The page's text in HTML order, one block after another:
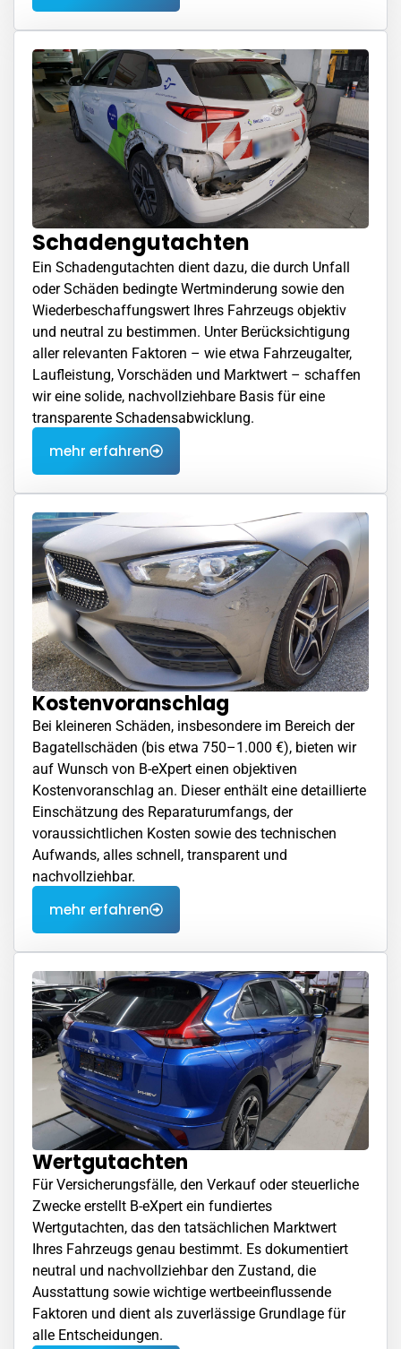
Schadengutachten
Ein Schadengutachten dient dazu, die durch Unfall
oder Schäden bedingte Wertminderung sowie den
Wiederbeschaffungswert Ihres Fahrzeugs objektiv
und neutral zu bestimmen. Unter Berücksichtigung
aller relevanten Faktoren – wie etwa Fahrzeugalter,
Laufleistung, Vorschäden und Marktwert – schaffen
wir eine solide, nachvollziehbare Basis für eine
transparente Schadensabwicklung.
mehr erfahren
Kostenvoranschlag
Bei kleineren Schäden, insbesondere im Bereich der
Bagatellschäden (bis etwa 750–1.000 €), bieten wir
auf Wunsch von B-eXpert einen objektiven
Kostenvoranschlag an. Dieser enthält eine detaillierte
Einschätzung des Reparaturumfangs, der
voraussichtlichen Kosten sowie des technischen
Aufwands, alles schnell, transparent und
nachvollziehbar.
mehr erfahren
Wertgutachten
Für Versicherungsfälle, den Verkauf oder steuerliche
Zwecke erstellt B-eXpert ein fundiertes
Wertgutachten, das den tatsächlichen Marktwert
Ihres Fahrzeugs genau bestimmt. Es dokumentiert
neutral und nachvollziehbar den Zustand, die
Ausstattung sowie wichtige wertbeeinflussende
Faktoren und dient als zuverlässige Grundlage für
alle Entscheidungen.